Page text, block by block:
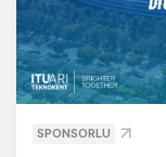
SPONSORLU